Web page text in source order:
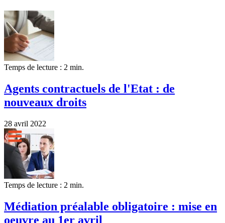
Temps de lecture : 2 min.
Agents contractuels de l'Etat : de
nouveaux droits
28 avril 2022
Temps de lecture : 2 min.
Médiation préalable obligatoire : mise en
oeuvre au 1er avril